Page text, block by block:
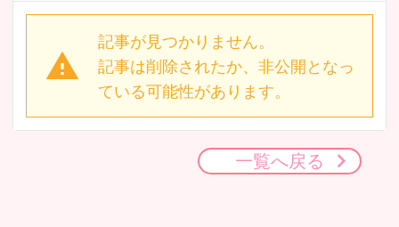
記事が見つかりません。
記事は削除されたか、非公開となっ
ている可能性があります。
一覧へ戻る